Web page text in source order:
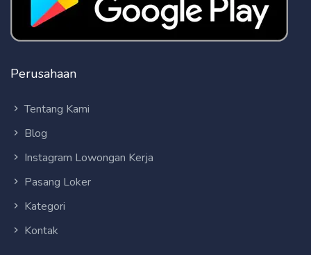
Perusahaan
Tentang Kami
Blog
Instagram Lowongan Kerja
Pasang Loker
Kategori
Kontak